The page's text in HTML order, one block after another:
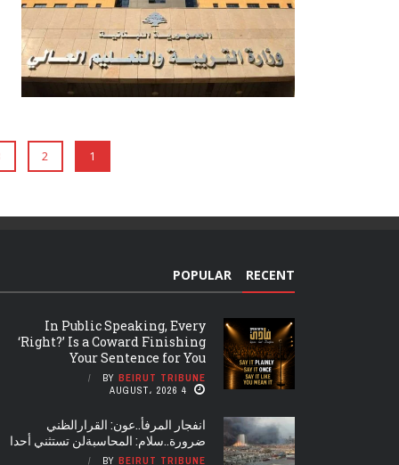
1
2
RECENT
POPULAR
In Public Speaking, Every
‘Right?’ Is a Coward Finishing
Your Sentence for You
BY BEIRUT TRIBUNE
4 AUGUST، 2026
انفجار المرفأ..عون: القرارالظني
ضرورة..سلام: المحاسبةلن تستثني أحدا
BY BEIRUT TRIBUNE